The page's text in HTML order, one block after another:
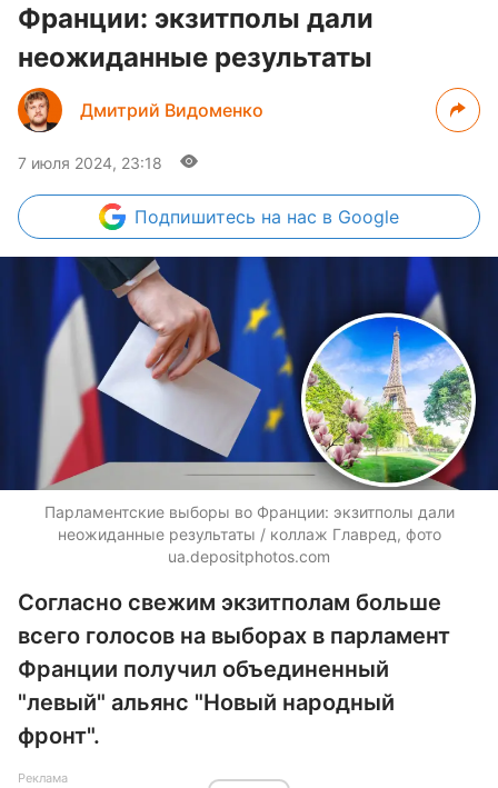
Франции: экзитполы дали
неожиданные результаты
Дмитрий Видоменко
7 июля 2024, 23:18
Подпишитесь на нас в Google
Парламентские выборы во Франции: экзитполы дали
неожиданные результаты / коллаж Главред, фото
ua.depositphotos.com
Согласно свежим экзитполам больше
всего голосов на выборах в парламент
Франции получил объединенный
"левый" альянс "Новый народный
фронт".
Реклама